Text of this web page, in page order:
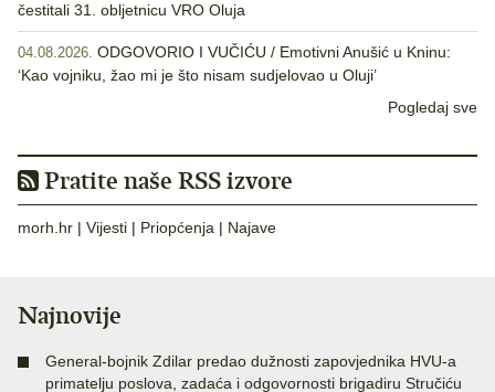
čestitali 31. obljetnicu VRO Oluja
04.08.2026. ODGOVORIO I VUČIĆU / Emotivni Anušić u Kninu:
‘Kao vojniku, žao mi je što nisam sudjelovao u Oluji’
Pogledaj sve
Pratite naše RSS izvore
morh.hr | Vijesti | Priopćenja | Najave
Najnovije
General-bojnik Zdilar predao dužnosti zapovjednika HVU-a
primatelju poslova, zadaća i odgovornosti brigadiru Stručiću